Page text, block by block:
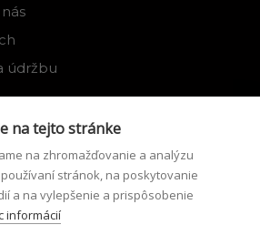
údržbu
na tejto stránke
na zhromažďovanie a analýzu
stránok, na poskytovanie
a na vylepšenie a prispôsobenie
informácií